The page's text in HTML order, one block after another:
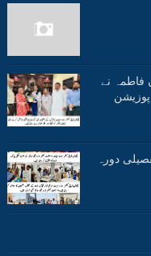
فاطمہ نے
پوزیشن
دورہ